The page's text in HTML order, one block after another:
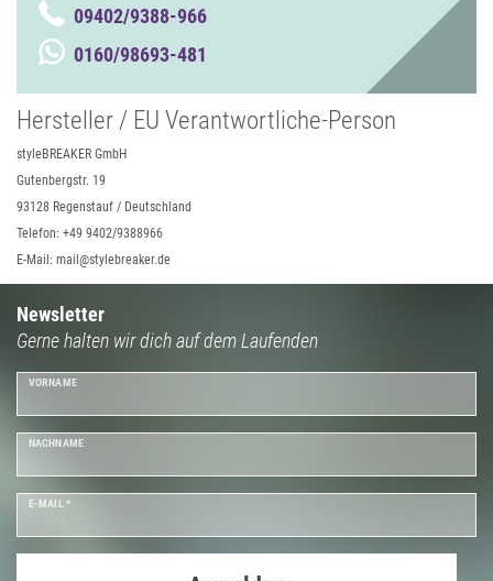
09402/9388-966
0160/98693-481
Hersteller / EU Verantwortliche-Person
styleBREAKER GmbH
Gutenbergstr. 19
93128 Regenstauf / Deutschland
Telefon: +49 9402/9388966
E-Mail: mail@stylebreaker.de
Newsletter
Gerne halten wir dich auf dem Laufenden
VORNAME
NACHNAME
E-MAIL *